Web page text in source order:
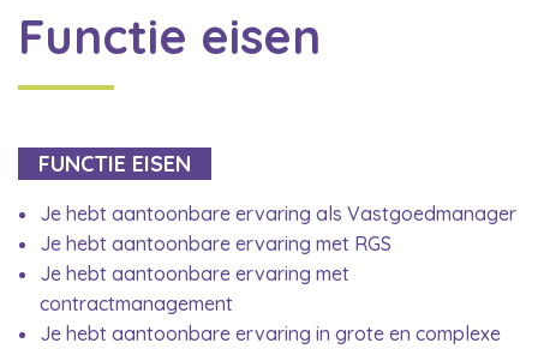
Functie eisen
FUNCTIE EISEN
Je hebt aantoonbare ervaring als Vastgoedmanager
Je hebt aantoonbare ervaring met RGS
Je hebt aantoonbare ervaring met
contractmanagement
Je hebt aantoonbare ervaring in grote en complexe